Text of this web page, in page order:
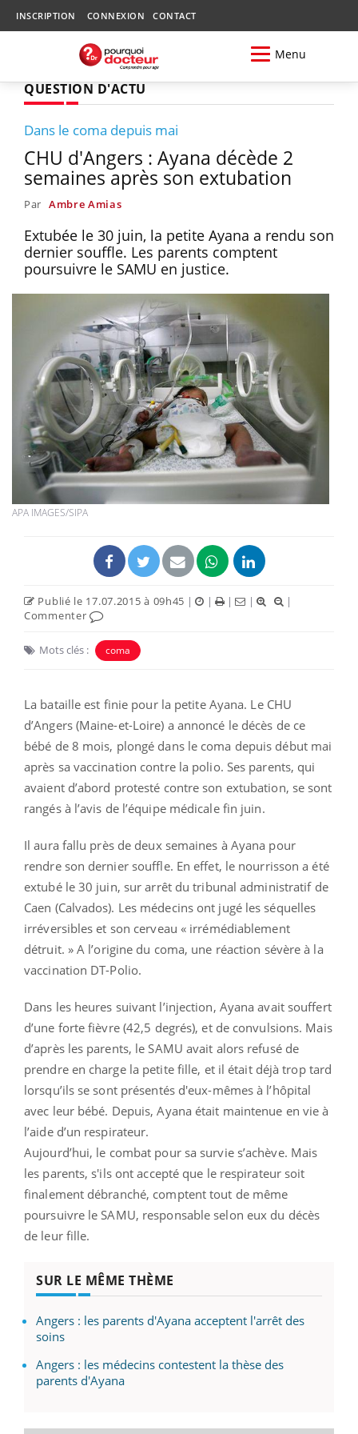
INSCRIPTION CONNEXION CONTACT
Menu
QUESTION D'ACTU
Dans le coma depuis mai
CHU d'Angers : Ayana décède 2
semaines après son extubation
Par Ambre Amias
Extubée le 30 juin, la petite Ayana a rendu son
dernier souffle. Les parents comptent
poursuivre le SAMU en justice.
APA IMAGES/SIPA
Publié le 17.07.2015 à 09h45 | | | |
|
Commenter
Mots clés : coma
La bataille est finie pour la petite Ayana. Le CHU
d’Angers (Maine-et-Loire) a annoncé le décès de ce
bébé de 8 mois, plongé dans le coma depuis début mai
après sa vaccination contre la polio. Ses parents, qui
avaient d’abord protesté contre son extubation, se sont
rangés à l’avis de l’équipe médicale fin juin.
Il aura fallu près de deux semaines à Ayana pour
rendre son dernier souffle. En effet, le nourrisson a été
extubé le 30 juin, sur arrêt du tribunal administratif de
Caen (Calvados). Les médecins ont jugé les séquelles
irréversibles et son cerveau « irrémédiablement
détruit. » A l’origine du coma, une réaction sévère à la
vaccination DT-Polio.
Dans les heures suivant l’injection, Ayana avait souffert
d’une forte fièvre (42,5 degrés), et de convulsions. Mais
d’après les parents, le SAMU avait alors refusé de
prendre en charge la petite fille, et il était déjà trop tard
lorsqu’ils se sont présentés d'eux-mêmes à l’hôpital
avec leur bébé. Depuis, Ayana était maintenue en vie à
l’aide d’un respirateur.
Aujourd’hui, le combat pour sa survie s’achève. Mais
les parents, s'ils ont accepté que le respirateur soit
finalement débranché, comptent tout de même
poursuivre le SAMU, responsable selon eux du décès
de leur fille.
SUR LE MÊME THÈME
Angers : les parents d'Ayana acceptent l'arrêt des
soins
Angers : les médecins contestent la thèse des
parents d'Ayana